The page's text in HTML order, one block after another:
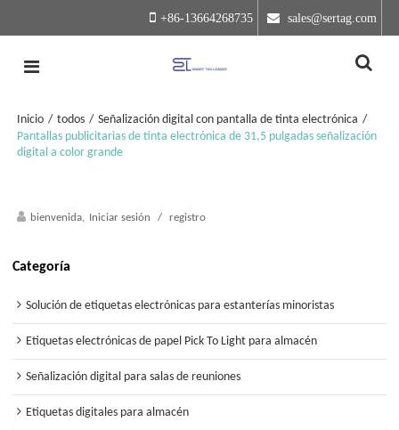
+86-13664268735 sales@sertag.com
Inicio / todos / Señalización digital con pantalla de tinta electrónica /
Pantallas publicitarias de tinta electrónica de 31,5 pulgadas señalización
digital a color grande
bienvenida, Iniciar sesión / registro
Categoría
Solución de etiquetas electrónicas para estanterías minoristas
Etiquetas electrónicas de papel Pick To Light para almacén
Señalización digital para salas de reuniones
Etiquetas digitales para almacén